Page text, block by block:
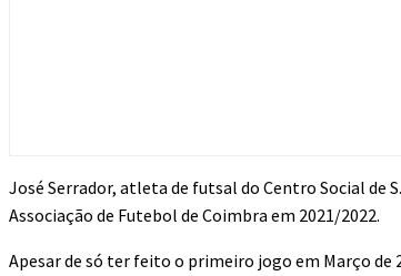
José Serrador, atleta de futsal do Centro Social de
Associação de Futebol de Coimbra em 2021/2022.
Apesar de só ter feito o primeiro jogo em Março